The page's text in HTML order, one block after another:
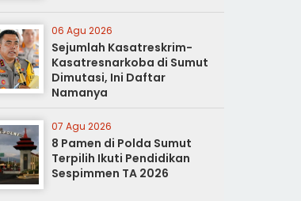
06 Agu 2026
Sejumlah Kasatreskrim-
Kasatresnarkoba di Sumut
Dimutasi, Ini Daftar
Namanya
07 Agu 2026
8 Pamen di Polda Sumut
Terpilih Ikuti Pendidikan
Sespimmen TA 2026